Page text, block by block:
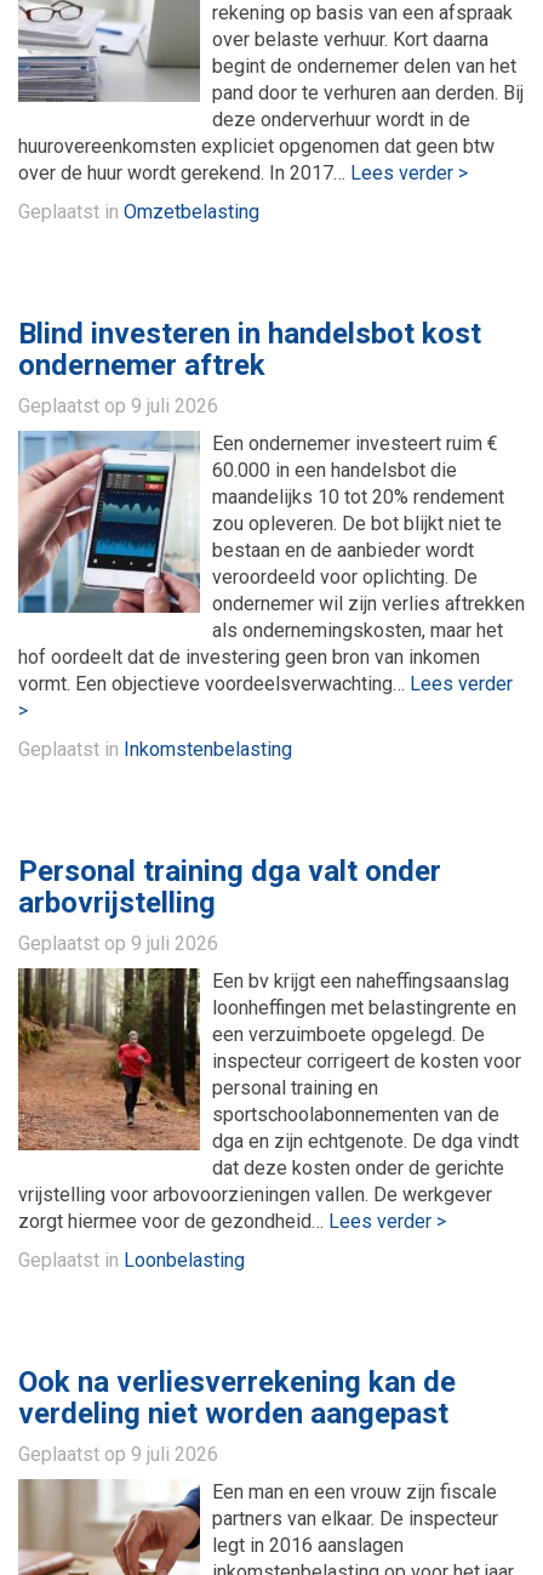
rekening op basis van een afspraak
over belaste verhuur. Kort daarna
begint de ondernemer delen van het
pand door te verhuren aan derden. Bij
deze onderverhuur wordt in de
huurovereenkomsten expliciet opgenomen dat geen btw
over de huur wordt gerekend. In 2017… Lees verder >
Geplaatst in Omzetbelasting
Blind investeren in handelsbot kost
ondernemer aftrek
Geplaatst op 9 juli 2026
Een ondernemer investeert ruim €
60.000 in een handelsbot die
maandelijks 10 tot 20% rendement
zou opleveren. De bot blijkt niet te
bestaan en de aanbieder wordt
veroordeeld voor oplichting. De
ondernemer wil zijn verlies aftrekken
als ondernemingskosten, maar het
hof oordeelt dat de investering geen bron van inkomen
vormt. Een objectieve voordeelsverwachting… Lees verder
>
Geplaatst in Inkomstenbelasting
Personal training dga valt onder
arbovrijstelling
Geplaatst op 9 juli 2026
Een bv krijgt een naheffingsaanslag
loonheffingen met belastingrente en
een verzuimboete opgelegd. De
inspecteur corrigeert de kosten voor
personal training en
sportschoolabonnementen van de
dga en zijn echtgenote. De dga vindt
dat deze kosten onder de gerichte
vrijstelling voor arbovoorzieningen vallen. De werkgever
zorgt hiermee voor de gezondheid… Lees verder >
Geplaatst in Loonbelasting
Ook na verliesverrekening kan de
verdeling niet worden aangepast
Geplaatst op 9 juli 2026
Een man en een vrouw zijn fiscale
partners van elkaar. De inspecteur
legt in 2016 aanslagen